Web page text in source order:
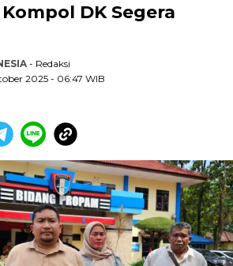
DK Segera
- Redaksi
2025 - 06:47 WIB